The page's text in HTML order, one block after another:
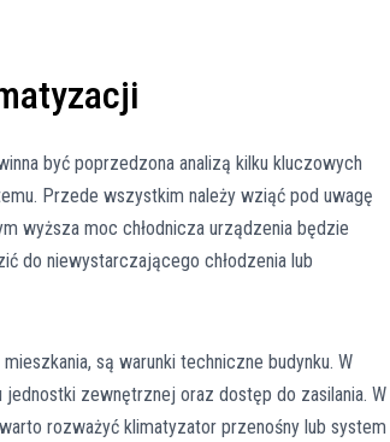
być poprzedzona analizą kilku kluczowych
Przede wszystkim należy wziąć pod uwagę
wyższa moc chłodnicza urządzenia będzie
do niewystarczającego chłodzenia lub
są warunki techniczne budynku. W
zewnętrznej oraz dostęp do zasilania. W
rozważyć klimatyzator przenośny lub system